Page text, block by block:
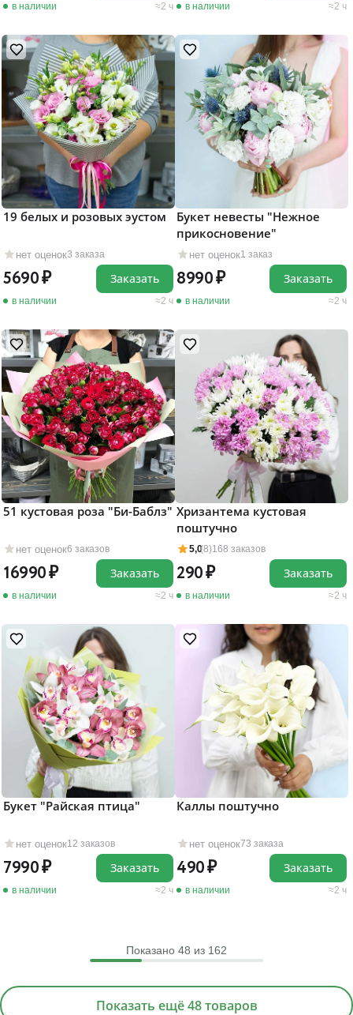
в наличии 2 ч в наличии 2 ч
нет оценок3 заказа
19 белых и розовых эустом
5690
в наличии 2 ч
Заказать
нет оценок1 заказ
Букет невесты "Нежное
прикосновение"
8990
в наличии 2 ч
Заказать
нет оценок6 заказов
51 кустовая роза "Би-Баблз"
16990
в наличии 2 ч
Заказать
5,0(8)168 заказов
Хризантема кустовая
поштучно
290
в наличии 2 ч
Заказать
нет оценок12 заказов
Букет "Райская птица"
7990
в наличии 2 ч
Заказать
нет оценок73 заказа
Каллы поштучно
490
в наличии 2 ч
Заказать
Показано 48 из 162
Показать ещё 48 товаров